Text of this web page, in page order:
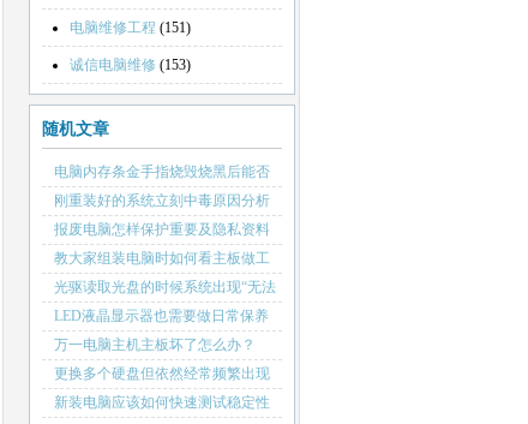
电脑维修工程 (151)
诚信电脑维修 (153)
随机文章
电脑内存条金手指烧毁烧黑后能否
正常使用
刚重装好的系统立刻中毒原因分析
报废电脑怎样保护重要及隐私资料
教大家组装电脑时如何看主板做工
光驱读取光盘的时候系统出现“无法
访问光盘，设备尚未准备好”提示
LED液晶显示器也需要做日常保养
万一电脑主机主板坏了怎么办？
更换多个硬盘但依然经常频繁出现
坏道
新装电脑应该如何快速测试稳定性